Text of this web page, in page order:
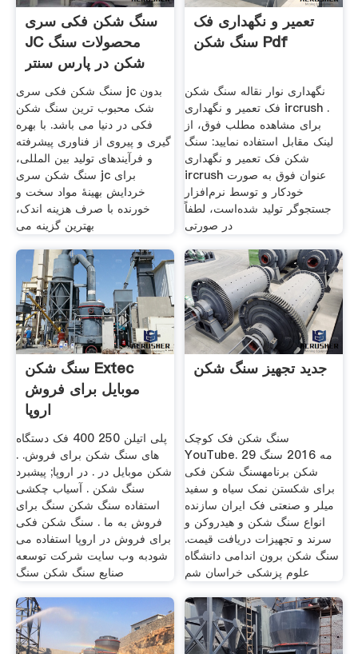
سنگ شکن فکی سری
JC محصولات سنگ
شکن در پارس سنتر
سنگ شکن فکی سری jc بدون
شک محبوب ترین سنگ شکن
فکی در دنیا می باشد. با بهره
گیری و پیروی از فناوری پیشرفته
و فرآیندهای تولید بین المللی،
سنگ شکن سری jc برای
خردایش بهینۀ مواد سخت و
خورنده با صرف هزینه اندک،
بهترین گزینه می
تعمیر و نگهداری فک
سنگ شکن Pdf
نگهداری نوار نقاله سنگ شکن
فک تعمیر و نگهداری ircrush .
برای مشاهده مطلب فوق، از
لینک مقابل استفاده نمایید: سنگ
شکن فک تعمیر و نگهداری
ircrush عنوان فوق به صورت
خودکار و توسط نرم‌افزار
جستجوگر تولید شده‌است، لطفاً
در صورتی
سنگ شکن Extec
موبایل برای فروش
اروپا
پلی اتیلن 250 400 فک دستگاه
های سنگ شکن برای فروش. .
شکن موبایل در . در اروپا; پیشبرد
سنگ شکن . آسیاب چکشی
استفاده سنگ شکن سنگ برای
فروش به ما . سنگ شکن فکی
برای فروش در اروپا استفاده می
شودبه وب سایت شرکت توسعه
صنایع سنگ شکن سنگ
جدید تجهیز سنگ شکن
سنگ شکن فک کوچک
YouTube. 29 مه 2016 سنگ
شکن برنامهسنگ شکن فکی
برای شکستن نمک سیاه و سفید
میلر و صنعتی فک ایران سازنده
انواع سنگ شکن و هیدروکن و
سرند و تجهیزات دریافت قیمت.
سنگ شکن برون اندامی دانشگاه
علوم پزشکی خراسان شم